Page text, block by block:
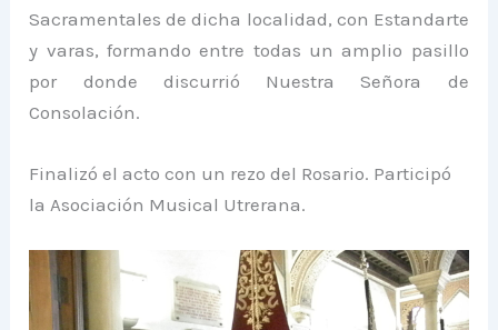
Sacramentales de dicha localidad, con Estandarte
y varas, formando entre todas un amplio pasillo
por donde discurrió Nuestra Señora de
Consolación.
Finalizó el acto con un rezo del Rosario. Participó
la Asociación Musical Utrerana.